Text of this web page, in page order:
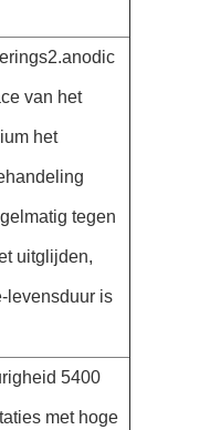
van het
het
tegen
uitglijden,
levensduur is
5400
met hoge